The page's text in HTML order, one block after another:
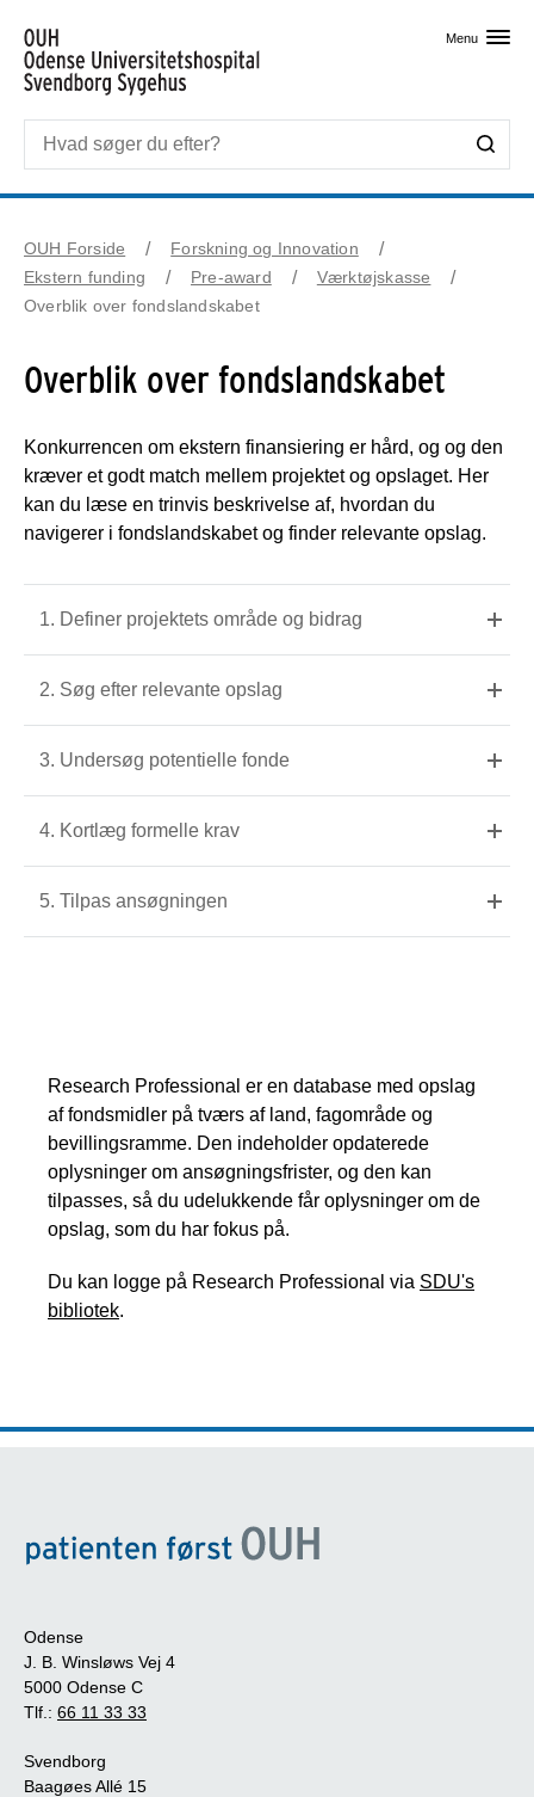
Menu
OUH Forside
Forskning og Innovation
Ekstern funding
Pre-award
Værktøjskasse
Overblik over fondslandskabet
Overblik over fondslandskabet
Konkurrencen om ekstern finansiering er hård, og og den
kræver et godt match mellem projektet og opslaget. Her
kan du læse en trinvis beskrivelse af, hvordan du
navigerer i fondslandskabet og finder relevante opslag.
1. Definer projektets område og bidrag
2. Søg efter relevante opslag
3. Undersøg potentielle fonde
4. Kortlæg formelle krav
5. Tilpas ansøgningen
Research Professional er en database med opslag
af fondsmidler på tværs af land, fagområde og
bevillingsramme. Den indeholder opdaterede
oplysninger om ansøgningsfrister, og den kan
tilpasses, så du udelukkende får oplysninger om de
opslag, som du har fokus på.
Du kan logge på Research Professional via SDU's
bibliotek.
Odense
J. B. Winsløws Vej 4
5000 Odense C
Tlf.: 66 11 33 33
Svendborg
Baagøes Allé 15